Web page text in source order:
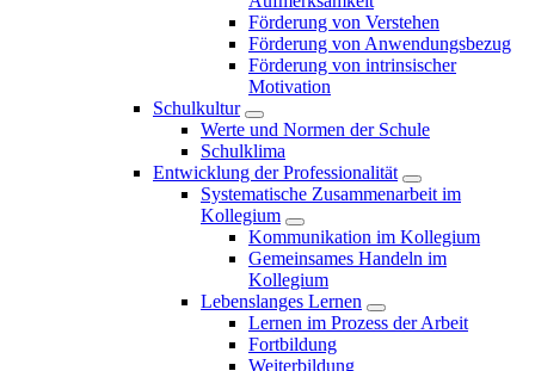
Förderung von Verstehen
Förderung von Anwendungsbezug
Förderung von intrinsischer
Motivation
Schulkultur
Werte und Normen der Schule
Schulklima
Entwicklung der Professionalität
Systematische Zusammenarbeit im
Kollegium
Kommunikation im Kollegium
Gemeinsames Handeln im
Kollegium
Lebenslanges Lernen
Lernen im Prozess der Arbeit
Fortbildung
Weiterbildung